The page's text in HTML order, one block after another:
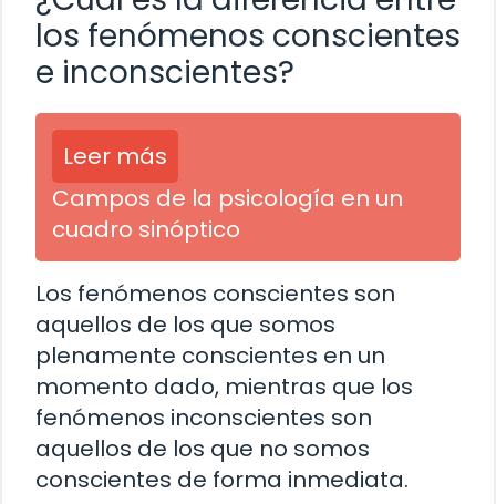
los fenómenos conscientes
e inconscientes?
Leer más
Campos de la psicología en un
cuadro sinóptico
Los fenómenos conscientes son
aquellos de los que somos
plenamente conscientes en un
momento dado, mientras que los
fenómenos inconscientes son
aquellos de los que no somos
conscientes de forma inmediata.